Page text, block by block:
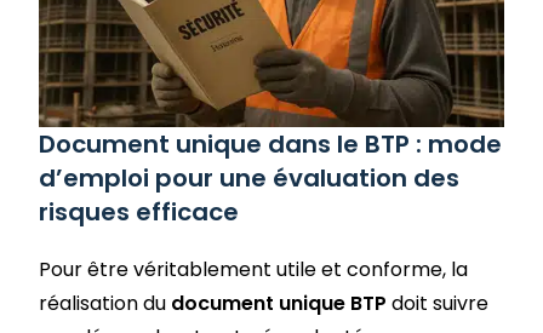
Document unique dans le BTP : mode
d’emploi pour une évaluation des
risques efficace
Pour être véritablement utile et conforme, la
réalisation du document unique BTP doit suivre